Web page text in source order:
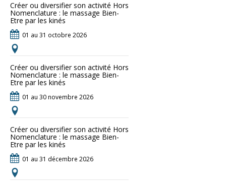
Créer ou diversifier son activité Hors
Nomenclature : le massage Bien-
Etre par les kinés
01 au 31 octobre 2026
Créer ou diversifier son activité Hors
Nomenclature : le massage Bien-
Etre par les kinés
01 au 30 novembre 2026
Créer ou diversifier son activité Hors
Nomenclature : le massage Bien-
Etre par les kinés
01 au 31 décembre 2026